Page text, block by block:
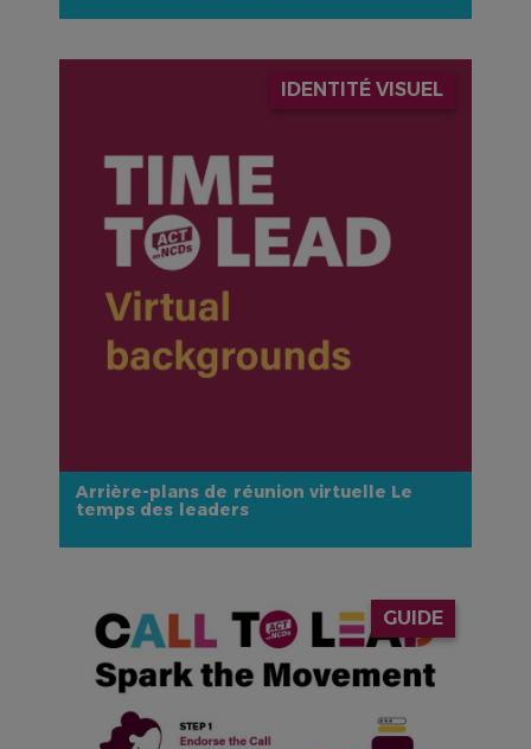
IDENTITÉ VISUEL
Arrière-plans de réunion virtuelle Le
temps des leaders
GUIDE